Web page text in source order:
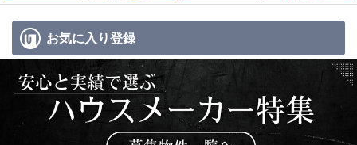
お気に入り登録